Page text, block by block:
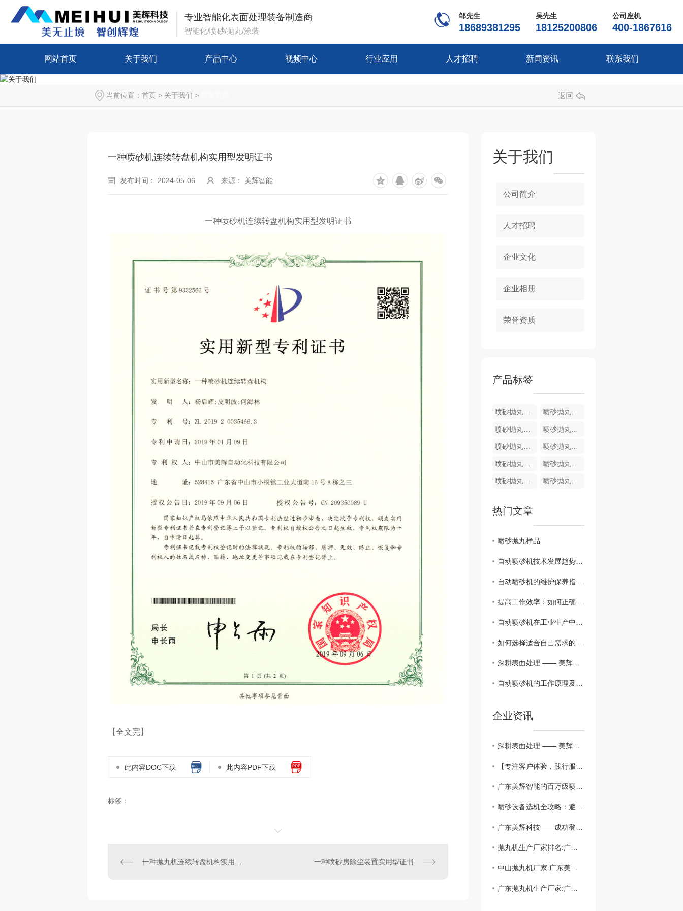
专业智能化表面处理装备制造商
智能化/喷砂/抛丸/涂装
邹先生
18689381295
吴先生
18125200806
公司座机
400-1867616
网站首页 关于我们 产品中心 视频中心 行业应用 人才招聘 新闻资讯 联系我们
当前位置： 首页 > 关于我们 > 返回
一种喷砂机连续转盘机构实用型发明证书
发布时间： 2024-05-06 来源： 美辉智能
一种喷砂机连续转盘机构实用型发明证书
【全文完】
此内容DOC下载 此内容PDF下载
标签：
一种喷砂房除尘装置实用型证书
关于我们
公司简介
人才招聘
企业文化
企业相册
荣誉资质
产品标签
喷砂抛丸样品 喷砂抛丸样品
喷砂抛丸样品 喷砂抛丸样品
喷砂抛丸样品 喷砂抛丸样品
喷砂抛丸样品 喷砂抛丸样品
喷砂抛丸样品 喷砂抛丸样品
热门文章
喷砂抛丸样品
自动喷砂机技术发展趋势及应用前景展望
自动喷砂机的维护保养指南，延长设备使用寿命
提高工作效率：如何正确操作自动喷砂机？
自动喷砂机在工业生产中的重要性和优势分析
如何选择适合自己需求的自动喷砂机？
深耕表面处理 —— 美辉科技再次签约“土耳其”客户
自动喷砂机的工作原理及应用领域介绍
企业资讯
深耕表面处理 —— 美辉科技再次签约“土耳其”客户
【专注客户体验，践行服务承诺】美辉智能3月订单评审会
广东美辉智能的百万级喷砂房设备即将奔赴北美洲，年末装柜纪实
喷砂设备选机全攻略：避开这些坑，轻松变“行家”
广东美辉科技——成功登陆东南亚市场！
抛丸机生产厂家排名:广东美辉智能装备科技有限公司 ..
中山抛丸机厂家:广东美辉智能装备科技有限公司的本地优势
广东抛丸机生产厂家:广东美辉智能装备科技有限公司的资质与